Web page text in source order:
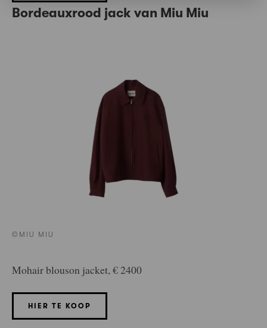
Bordeauxrood jack van Miu Miu
©MIU MIU
Mohair blouson jacket, € 2400
HIER TE KOOP